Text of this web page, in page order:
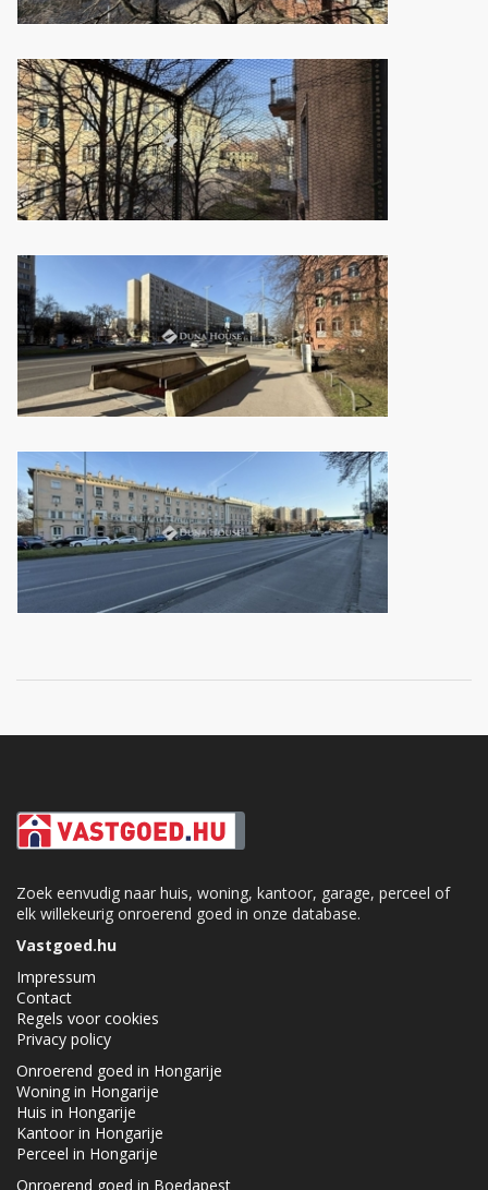
Zoek eenvudig naar huis, woning, kantoor, garage, perceel of
elk willekeurig onroerend goed in onze database.
Vastgoed.hu
Impressum
Contact
Regels voor cookies
Privacy policy
Onroerend goed in Hongarije
Woning in Hongarije
Huis in Hongarije
Kantoor in Hongarije
Perceel in Hongarije
Onroerend goed in Boedapest